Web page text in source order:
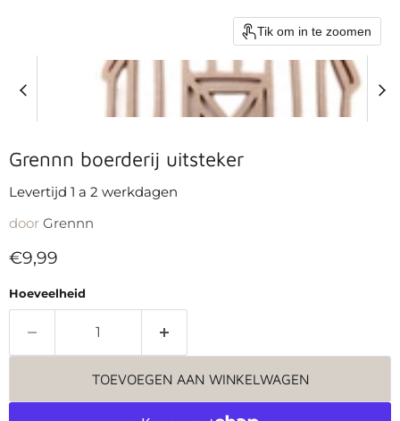
Tik om in te zoomen
Grennn boerderij uitsteker
Levertijd 1 a 2 werkdagen
door Grennn
Huidige prijs
€9,99
Hoeveelheid
TOEVOEGEN AAN WINKELWAGEN